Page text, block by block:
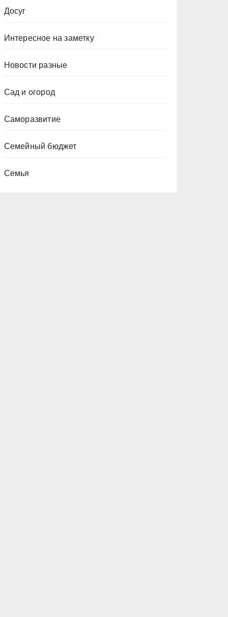
Досуг
Интересное на заметку
Новости разные
Сад и огород
Саморазвитие
Семейный бюджет
Семья